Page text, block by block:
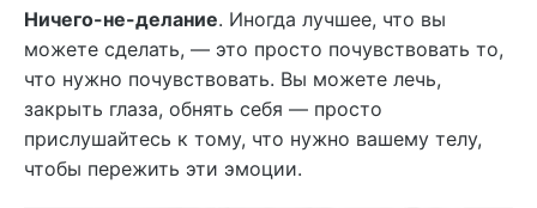
Ничего-не-делание. Иногда лучшее, что вы
можете сделать, — это просто почувствовать то,
что нужно почувствовать. Вы можете лечь,
закрыть глаза, обнять себя — просто
прислушайтесь к тому, что нужно вашему телу,
чтобы пережить эти эмоции.